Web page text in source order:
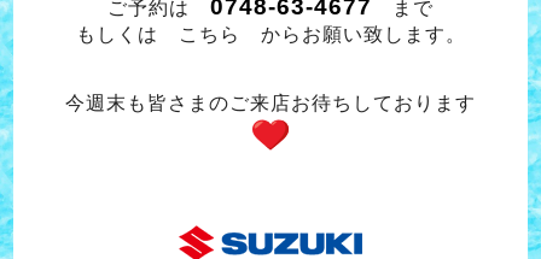
ご予約は 0748-63-4677
まで
もしくは
こちら からお願い致します。
今週末も皆さまのご来店お待ちしております